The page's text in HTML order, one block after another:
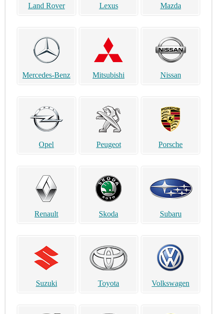
Land Rover Lexus Mazda
Mercedes-Benz Mitsubishi Nissan
Opel Peugeot Porsche
Renault Skoda Subaru
Suzuki Toyota Volkswagen